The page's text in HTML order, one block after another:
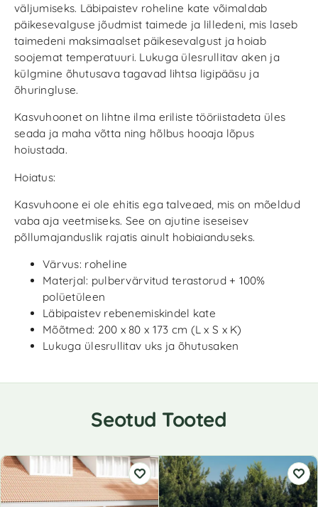
väljumiseks. Läbipaistev roheline kate võimaldab
päikesevalguse jõudmist taimede ja lilledeni, mis laseb
taimedeni maksimaalset päikesevalgust ja hoiab
soojemat temperatuuri. Lukuga ülesrullitav aken ja
külgmine õhutusava tagavad lihtsa ligipääsu ja
õhuringluse.
Kasvuhoonet on lihtne ilma eriliste tööriistadeta üles
seada ja maha võtta ning hõlbus hooaja lõpus
hoiustada.
Hoiatus:
Kasvuhoone ei ole ehitis ega talveaed, mis on mõeldud
vaba aja veetmiseks. See on ajutine iseseisev
põllumajanduslik rajatis ainult hobiaianduseks.
Värvus: roheline
Materjal: pulbervärvitud terastorud + 100%
polüetüleen
Läbipaistev rebenemiskindel kate
Mõõtmed: 200 x 80 x 173 cm (L x S x K)
Lukuga ülesrullitav uks ja õhutusaken
Seotud Tooted